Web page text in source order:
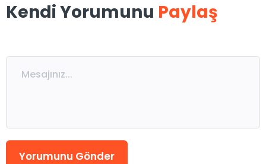
Kendi Yorumunu Paylaş
Yorumunu Gönder